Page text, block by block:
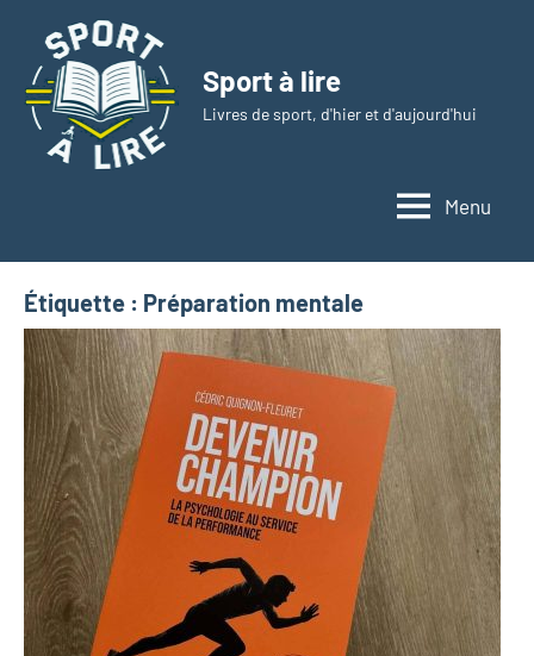
contenu
Sport à lire
Livres de sport, d'hier et d'aujourd'hui
Menu
Étiquette : Préparation mentale